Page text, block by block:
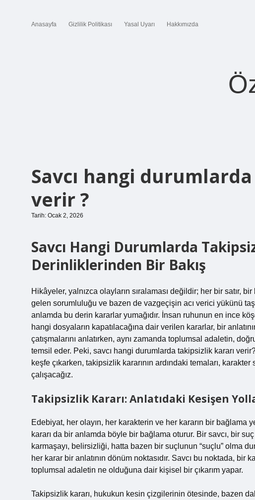
Anasayfa Gizlilik Politikası Yasal Uyarı Hakkımızda
Savcı hangi
verir ?
Tarih: Ocak 2, 2026
Savcı Hangi Durumlarda
Derinliklerinden Bir Bakış
Hikâyeler, yalnızca olayların sıralaması değildir; her bir satır,
gelen sorumluluğu ve bazen de vazgeçişin acı verici yükünü
anlamda bu derin kararlar yumağıdır. İnsan ruhunun en ince
hangi dosyaların kapatılacağına dair verilen kararlar, bir
çatışmalarını anlatırken, aynı zamanda toplumsal adaletin,
temsil eder. Peki, savcı hangi durumlarda takipsizlik kararı
keşfe çıkarken, takipsizlik kararının ardındaki temaları,
çalışacağız.
Takipsizlik Kararı: Anlatıdaki Kesişen
Edebiyat, her olayın, her karakterin ve her kararın bir bağlama
kararı da bir anlamda böyle bir bağlama oturur. Bir savcı, bir
karmaşayı, belirsizliği, hatta bazen bir suçlunun “suçlu” olma
her karar bir anlatının dönüm noktasıdır. Savcı bu noktada, bir
toplumsal adaletin ne olduğuna dair kişisel bir çıkarım yapar.
Takipsizlik kararı, hukukun kesin çizgilerinin ötesinde, bazen